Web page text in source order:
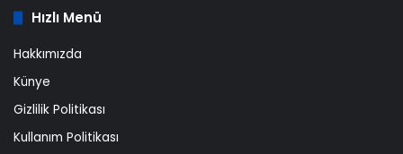
Hızlı Menü
Hakkımızda
Künye
Gizlilik Politikası
Kullanım Politikası